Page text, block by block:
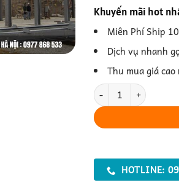
Khuyến mãi hot
Miên Phí Ship
Dịch vụ nhanh
Thu mua giá
Dịch Vụ Thanh Lý
HOTLINE: